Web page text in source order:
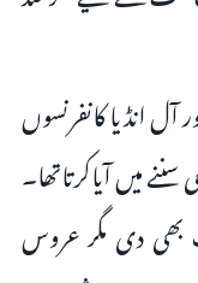
آل انڈیا کانفرنسوں
میں آیاکرتاتھا۔
بھی دی مگر عروس